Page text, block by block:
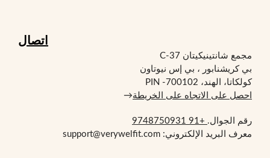
اتصال
مجمع شانتينيكيتان C-37
بي كريشنابور ، بي إس نيوتاون
كولكاتا، الهند، PIN -700102
احصل على الاتجاه على الخريطة→
رقم الجوال. +91 9748750931
معرف البريد الإلكتروني: support@verywelfit.com